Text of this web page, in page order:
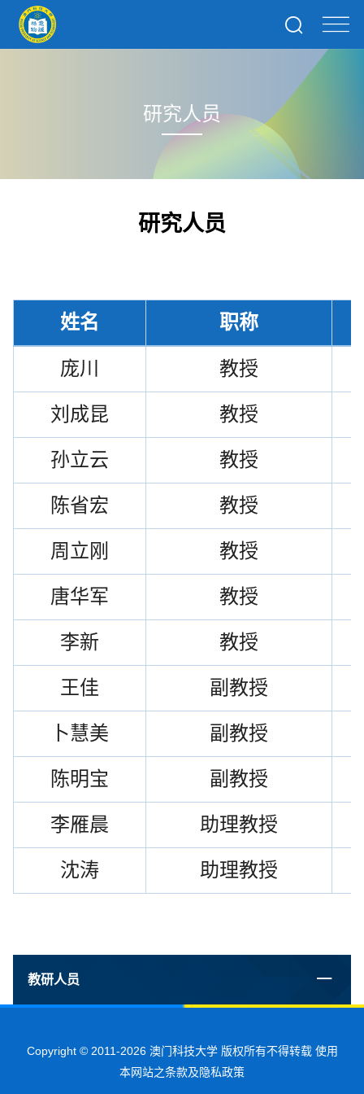
研究人员
研究人员
姓名 职称
庞川 教授
刘成昆 教授
孙立云 教授
陈省宏 教授
周立刚 教授
唐华军 教授
李新 教授
王佳 副教授
卜慧美 副教授
陈明宝 副教授
李雁晨 助理教授
沈涛 助理教授
教研人员
Copyright © 2011-2026 澳门科技大学 版权所有不得转载 使用
本网站之条款及隐私政策